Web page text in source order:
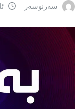
سەرنوسەر